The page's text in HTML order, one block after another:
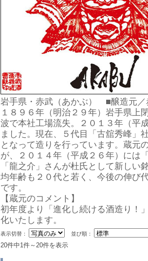
岩手県・赤武（あかぶ） ■醸造元／
１８９６年（明治２９年）岩手県上
波で本社工場流失。２０１３年（平
ました。現在、５代目「古舘秀峰」
となって造りを行っています。蔵元
が、２０１４年（平成２６年）には
「龍之介」さんが杜氏として新し
均年齢も２０代と若く、今後の伸び
です。
【蔵元のコメント】
初年度より「進化し続ける酒造り！
化いたします。
表示切替： 並び順：
20件中1件～20件を表示